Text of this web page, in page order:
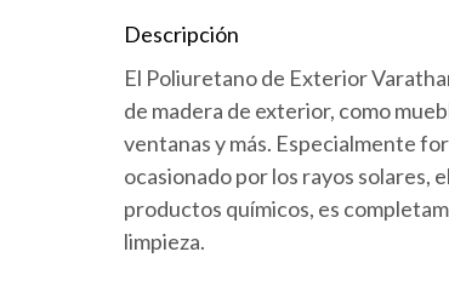
Descripción
El Poliuretano de Exterior
de madera de exterior, como
ventanas y más. Especialmente
ocasionado por los rayos solares,
productos químicos, es
limpieza.